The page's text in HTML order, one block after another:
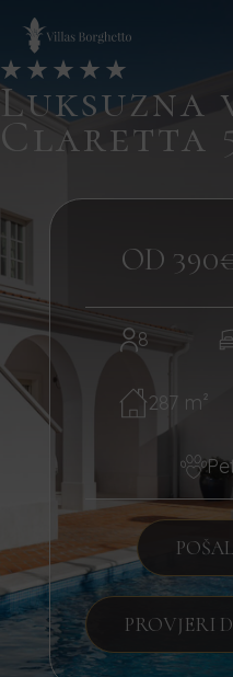
Luksuzna
Claretta
OD
8
287 m²
PROVJERI